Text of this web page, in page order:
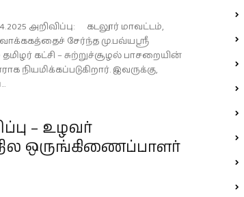
அறிவிப்பு: கடலூர் மாவட்டம்,
வாக்ககத்தைச் சேர்ந்த மு.பவ்யஸ்ரீ
கட்சி – சுற்றுச்சூழல் பாசறையின்
இவருக்கு,
– உழவர்
ஒருங்கிணைப்பாளர்